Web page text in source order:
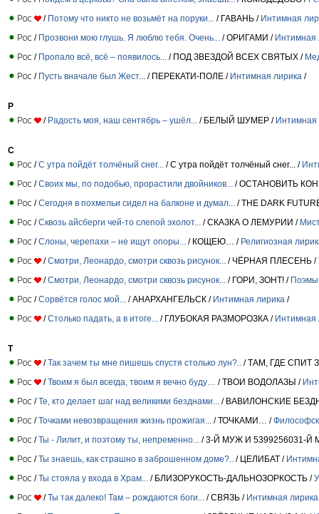
/ Потому что никто не возьмёт на поруки... / ГАВАНЬ / Интимная
/ Прозвони мою глушь. Я люблю тебя. Очень... / ОРИГАМИ / Интимная
/ Пропало всё, всё – появилось... / ПОД ЗВЕЗДОЙ ВСЕХ СВЯТЫХ /
/ Пусть вначале был Жест... / ПЕРЕКАТИ-ПОЛЕ / Интимная лирика /
Р
/ Радость моя, наш сентябрь – ушёл... / БЕЛЫЙ ШУМЕР / Интимная
С
/С утра пойдёт толчёный снег... / С утра пойдёт толчёный снег... /
/Своих мы, по подобью, прорастили двойников...
/ ОСТАНОВИТЬ
/Сегодня в похмельи сидел на балконе и думал...
/ THE DARK
/Сквозь айсберги чей-то слепой эхолот... / СКАЗКА О ЛЕМУРИИ /
/Слоны, черепахи – не ищут опоры... / КОЩЕЮ… / Религиозная
/Смотри, Леонардо, смотри сквозь рисунок... / ЧЁРНАЯ ПЛЕСЕНЬ /
/Смотри, Леонардо, смотри сквозь рисунок... / ГОРИ, ЗОНТ! / Поэмы
/Сорвётся голос мой... / АНАРХАНГЕЛЬСК / Интимная лирика /
/Столько падать, а в итоге... / ГЛУБОКАЯ РАЗМОРОЗКА / Интимная
Т
/Так зачем ты мне пишешь спустя столько лун?..
/ ТАМ, ГДЕ СПИТ
/Твоим я был всегда, твоим я вечно буду… / ТВОИ ВОДОЛАЗЫ /
/Те, кто делает шаг над великими безднами...
/ ВАВИЛОНСКИЕ
/Точками невозвращения жизнь прожигая... / ТОЧКАМИ… /
/Ты - Лилит, и поэтому ты, непременно...
/ 3-Й МУЖ И 5399256031-
/Ты знаешь, как страшно в заброшенном доме?.. / ЦЕЛИБАТ /
/Ты стояла у входа в Храм... / БЛИЗОРУКОСТЬ-ДАЛЬНОЗОРКОСТЬ /
/Ты так далеко! Там – рождаются боги... / СВЯЗЬ / Интимная лирика